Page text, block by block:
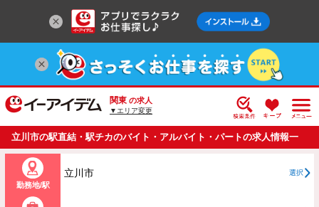
関東 の求人
▼エリア変更
立川市の駅直結・駅チカのバイト・アルバイト・パートの求人情報一
覧
勤務地/駅
立川市 選択